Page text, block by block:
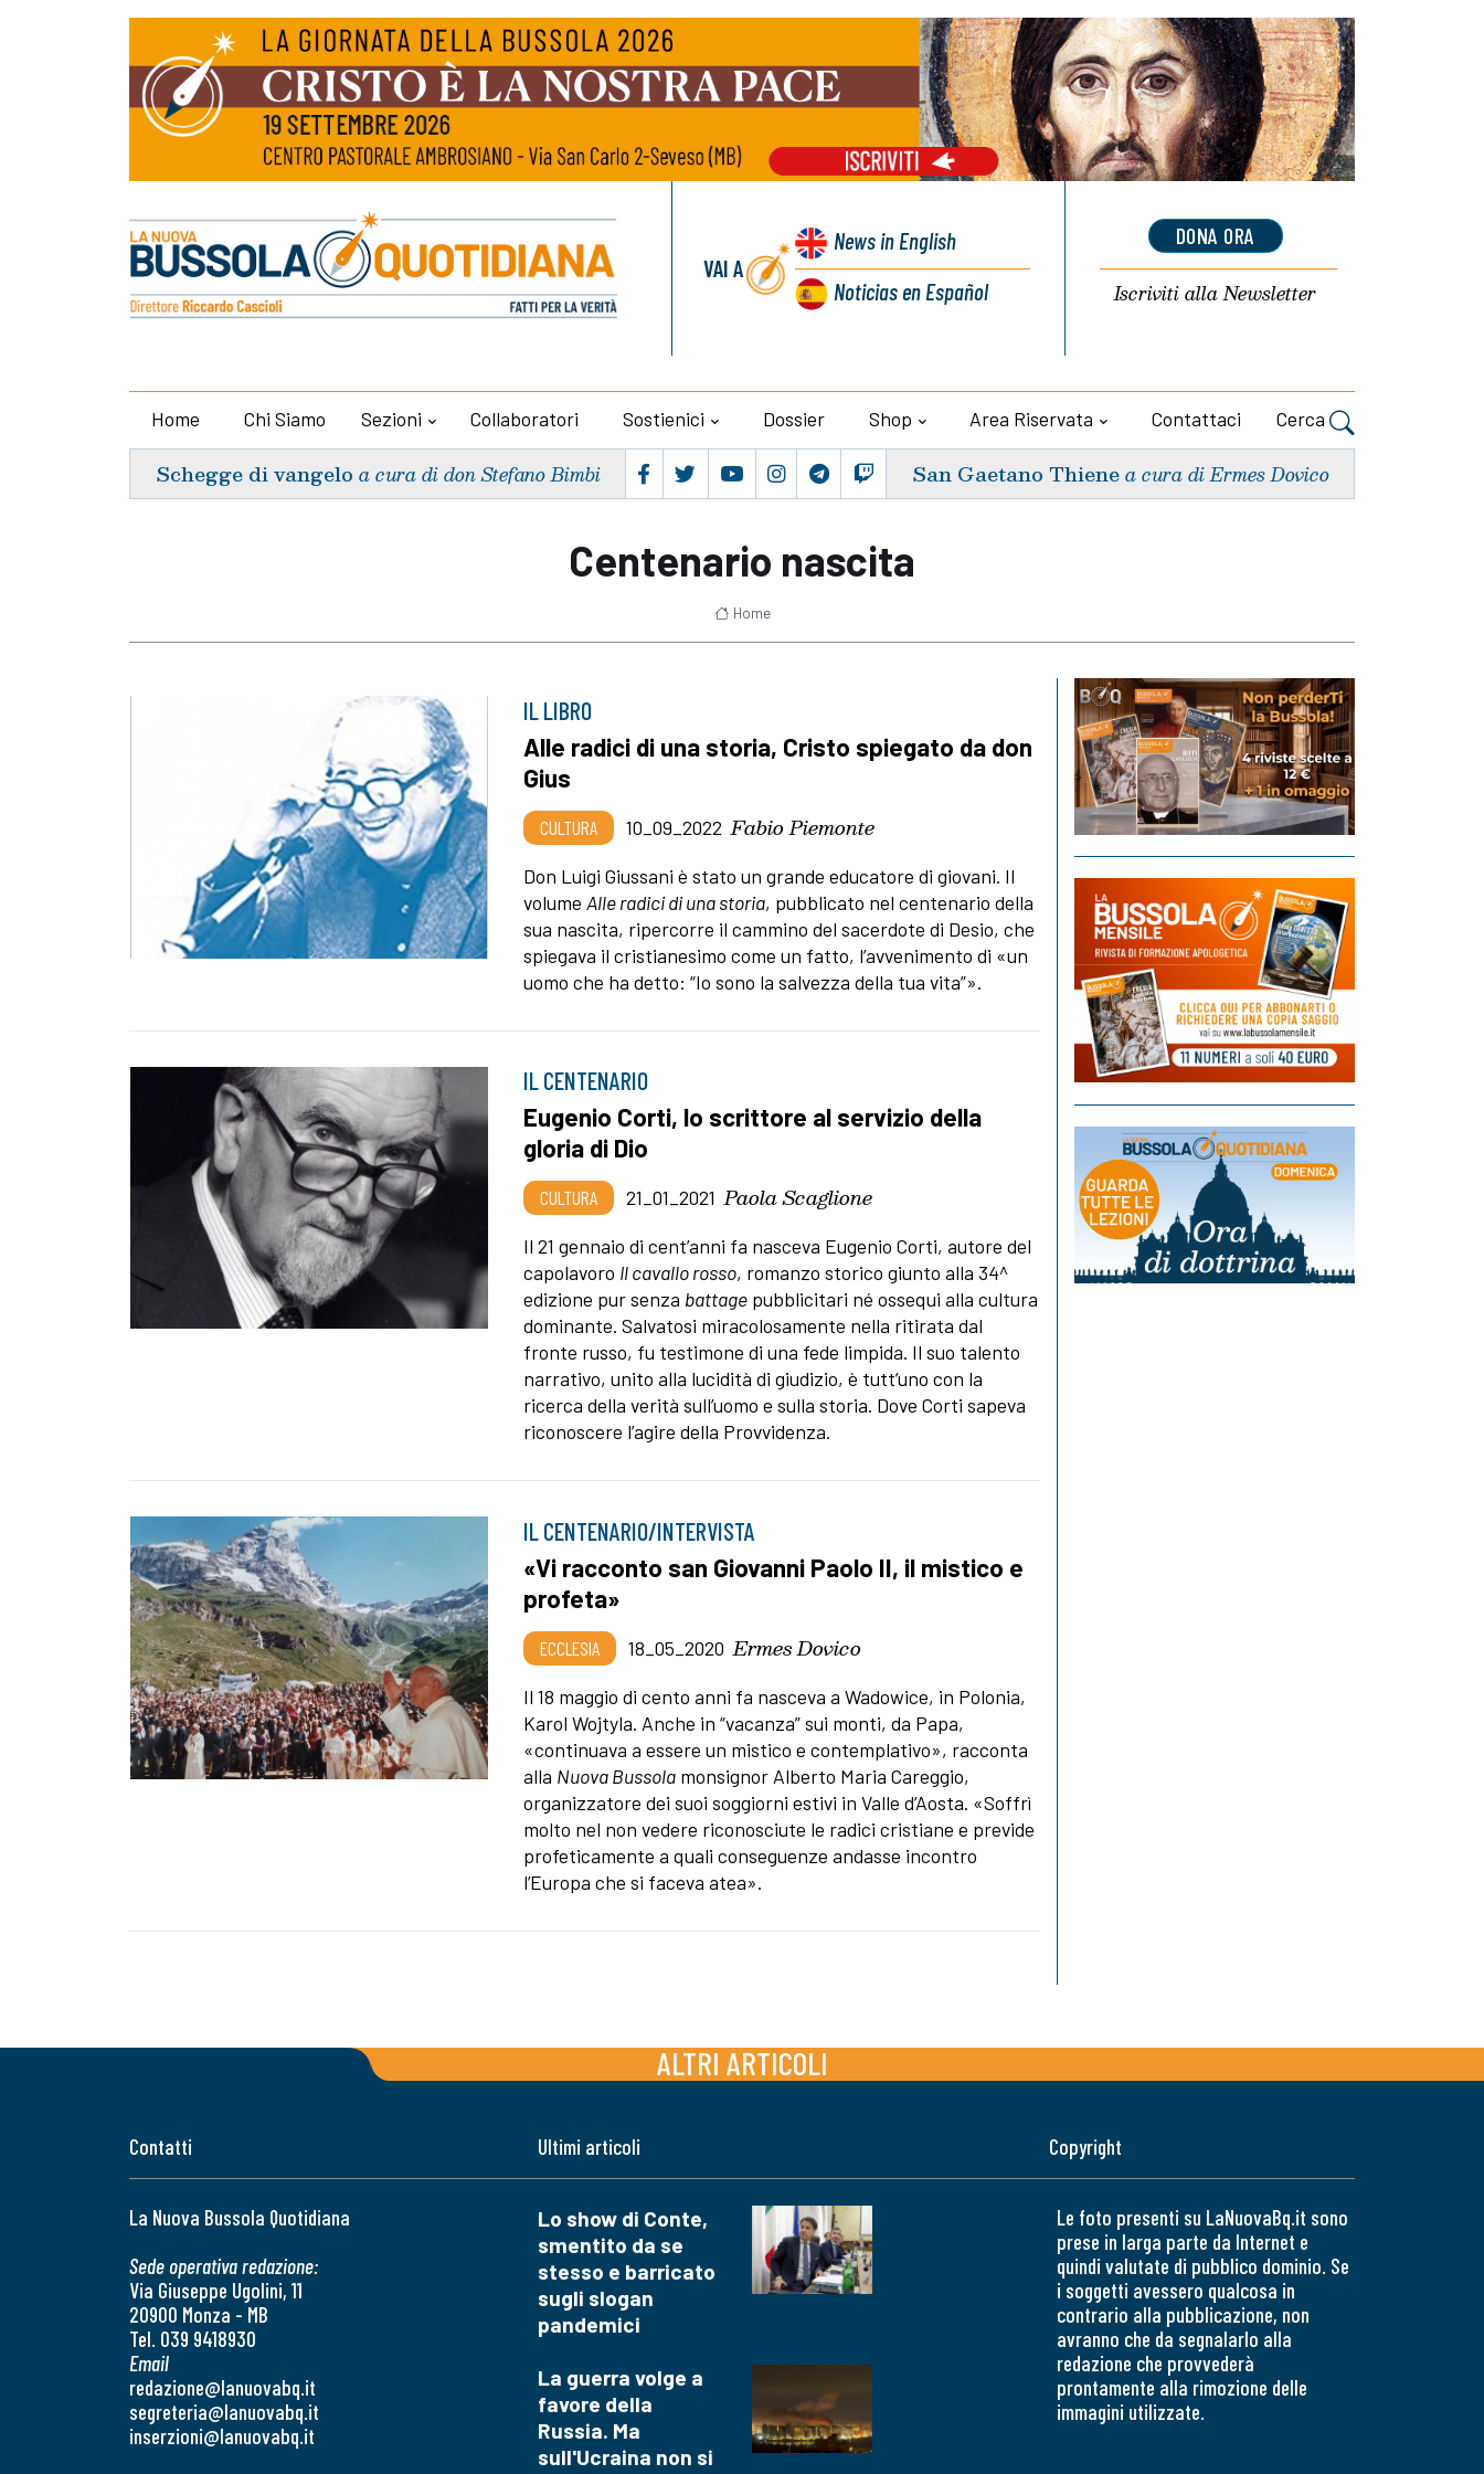
VAI A
Newsin English
Noticiasen Español
DONA ORA
Iscriviti allaNewsletter
Home Chi Siamo Sezioni Collaboratori Sostienici Dossier Shop Area Riservata Contattaci Cerca
Schegge di vangelo a cura di don Stefano Bimbi San Gaetano Thiene a cura di Ermes Dovico
Centenario nascita
Home
IL LIBRO
Alle radici di una storia, Cristo spiegato da don
Gius
CULTURA 10_09_2022 Fabio Piemonte
Don Luigi Giussani è stato un grande educatore di giovani. Il
volumeAlle radici di una storia, pubblicato nel centenario della
sua nascita, ripercorre il cammino del sacerdote di Desio, che
spiegava il cristianesimo come un fatto, l’avvenimento di «un
uomo che ha detto: “Io sono la salvezza della tua vita”».
IL CENTENARIO
Eugenio Corti, lo scrittore al servizio della
gloria di Dio
CULTURA 21_01_2021 Paola Scaglione
Il 21 gennaio di cent’anni fa nasceva Eugenio Corti, autore del
capolavoro Il cavallo rosso, romanzo storico giunto alla 34^
edizione pur senza battage pubblicitari né ossequi alla cultura
dominante. Salvatosi miracolosamente nella ritirata dal
fronte russo, fu testimone di una fede limpida. Il suo talento
narrativo, unito alla lucidità di giudizio, è tutt’uno con la
ricerca della verità sull’uomo e sulla storia. Dove Corti sapeva
riconoscere l’agire della Provvidenza.
IL CENTENARIO/INTERVISTA
«Vi racconto san Giovanni Paolo II, il mistico e
profeta»
ECCLESIA 18_05_2020 Ermes Dovico
Il 18 maggio di cento anni fa nasceva a Wadowice, in Polonia,
Karol Wojtyla. Anche in “vacanza” sui monti, da Papa,
«continuava a essere un mistico e contemplativo», racconta
alla Nuova Bussola monsignor Alberto Maria Careggio,
organizzatore dei suoi soggiorni estivi in Valle d’Aosta. «Soffrì
molto nel non vedere riconosciute le radici cristiane e previde
profeticamente a quali conseguenze andasse incontro
l’Europa che si faceva atea».
ALTRI ARTICOLI
Contatti
La Nuova Bussola Quotidiana
Sede operativa redazione:
Via Giuseppe Ugolini, 11
20900 Monza - MB
Tel. 039 9418930
Email
redazione@lanuovabq.it
segreteria@lanuovabq.it
inserzioni@lanuovabq.it
Ultimi articoli
Lo show di Conte,
smentito da se
stesso e barricato
sugli slogan
pandemici
La guerra volge a
favore della
Russia. Ma
sull'Ucraina non si
Copyright
Le foto presenti su LaNuovaBq.it sono
prese in larga parte da Internet e
quindi valutate di pubblico dominio. Se
i soggetti avessero qualcosa in
contrario alla pubblicazione, non
avranno che da segnalarlo alla
redazione che provvederà
prontamente alla rimozione delle
immagini utilizzate.